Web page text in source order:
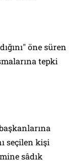
öne süren
tepki
seçilen kişi
sâdık